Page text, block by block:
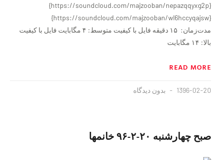
{https://soundcloud.com/majzooban/nepazqqyxg2p}
{https://soundcloud.com/majzooban/wl6hccyqajsw}
مدت‌زمان: ۱۵ دقيقه فايل با کیفیت متوسط: ۴ مگابایت فايل با کیفیت
بالا: ۱۴ مگابایت
READ MORE
1396-02-20 بدون دیدگاه
صبح چهارشنبه ٢٠-٢-٩۶ خانمها